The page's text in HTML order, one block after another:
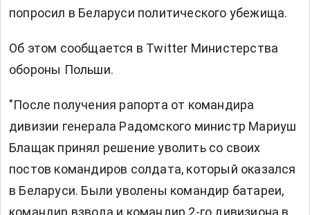
попросил в Беларуси политического убежища.
Об этом сообщается в Twitter Министерства
обороны Польши.
"После получения рапорта от командира
дивизии генерала Радомского министр Мариуш
Блащак принял решение уволить со своих
постов командиров солдата, который оказался
в Беларуси. Были уволены командир батареи,
командир взвода и командир 2-го дивизиона в